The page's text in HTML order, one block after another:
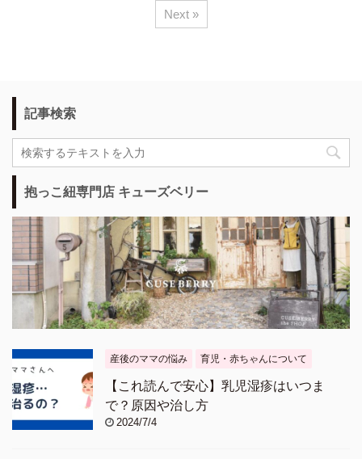
Next »
記事検索
抱っこ紐専門店 キューズベリー
産後のママの悩み 育児・赤ちゃんについて
【これ読んで安心】乳児湿疹はいつま
で？原因や治し方
2024/7/4